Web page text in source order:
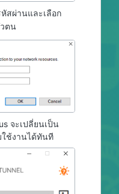
สผ่านและเลือก
ตน
จะเปลี่ยนเป็น
ใช้งานได้ทันที